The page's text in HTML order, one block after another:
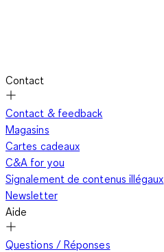
Contact
Contact & feedback
Magasins
Cartes cadeaux
C&A for you
Signalement de contenus illégaux
Newsletter
Aide
Questions / Réponses